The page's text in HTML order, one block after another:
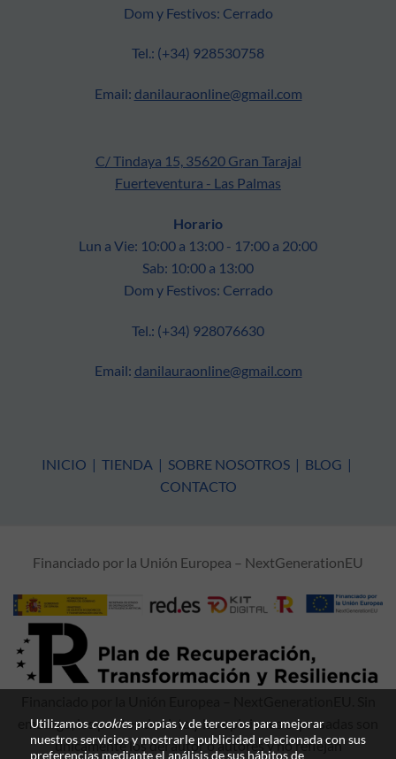
Dom y Festivos: Cerrado
Tel.: (+34) 928530758
Email: danilauraonline@gmail.com
C/ Tindaya 15, 35620 Gran Tarajal
Fuerteventura - Las Palmas
Horario
Lun a Vie: 10:00 a 13:00 - 17:00 a 20:00
Sab: 10:00 a 13:00
Dom y Festivos: Cerrado
Tel.: (+34) 928076630
Email: danilauraonline@gmail.com
INICIO | TIENDA | SOBRE NOSOTROS | BLOG |
CONTACTO
Financiado por la Unión Europea – NextGenerationEU
embargo, los puntos de vista y las opiniones expresadas son
únicamente los del autor o autores y no reflejan
Utilizamos cookies propias y de terceros para mejorar
nuestros servicios y mostrarle publicidad relacionada con sus
preferencias mediante el análisis de sus hábitos de